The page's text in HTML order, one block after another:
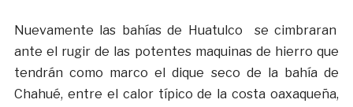
Nuevamente las bahías de Huatulco se cimbraran
ante el rugir de las potentes maquinas de hierro que
tendrán como marco el dique seco de la bahía de
Chahué, entre el calor típico de la costa oaxaqueña,